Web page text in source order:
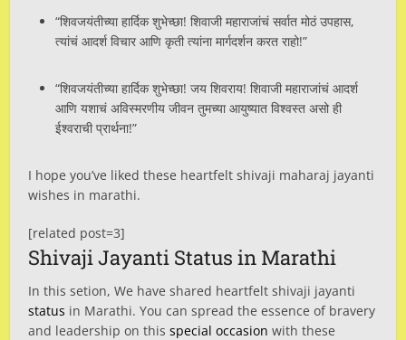
“शिवजयंतीच्या हार्दिक शुभेच्छा! शिवाजी महाराजांचं सर्वात मोठं उपहास,
त्यांचं आदर्श विचार आणि कृती त्यांना मार्गदर्शन करत राहो!”
“शिवजयंतीच्या हार्दिक शुभेच्छा! जय शिवराय! शिवाजी महाराजांचं आदर्श
आणि यशाचं अविस्मरणीय जीवन तुमच्या आयुष्यात विश्वस्त असो ही
ईश्वराची प्रार्थना!”
I hope you’ve liked these heartfelt shivaji maharaj jayanti
wishes in marathi.
[related post=3]
Shivaji Jayanti Status in Marathi
In this setion, We have shared heartfelt shivaji jayanti
status in Marathi. You can spread the essence of bravery
and leadership on thisspecial occasion with these